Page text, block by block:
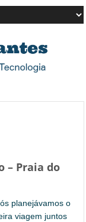
– Praia do
planejávamos o
viagem juntos